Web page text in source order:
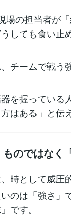
場の担当者が
しても食い止
チームで戦う
を握っている
はある」と伝
のではなく
時として威圧
のは「強さ
です。